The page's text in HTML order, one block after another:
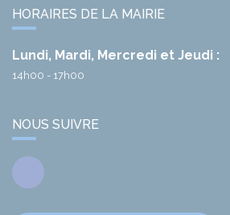
HORAIRES DE LA MAIRIE
Lundi, Mardi, Mercredi et Jeudi :
14h00 - 17h00
NOUS SUIVRE
Facebook